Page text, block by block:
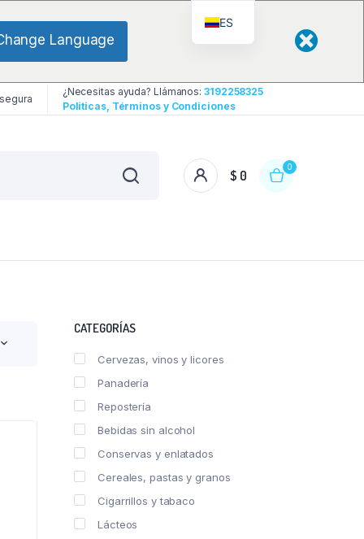
Language
¿Necesitas ayuda? Llámanos: 3192258325
Politicas, Términos y Condiciones
$ 0
0
CATEGORÍAS
Cervezas, vinos y licores
Panadería
Repostería
Bebidas sin alcohol
Conservas y enlatados
Cereales, pastas y granos
Cigarrillos y tabaco
Lácteos
ES